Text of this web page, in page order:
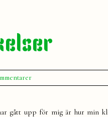
till
Hopplösa
gått upp för mig är hur min